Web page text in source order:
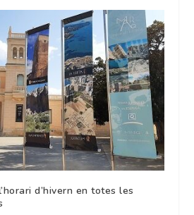
d’hivern en totes les